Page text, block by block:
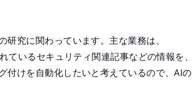
究に関わっています。主な業務は、
ているセキュリティ関連記事などの情報を、
付けを自動化したいと考えているので、AIの